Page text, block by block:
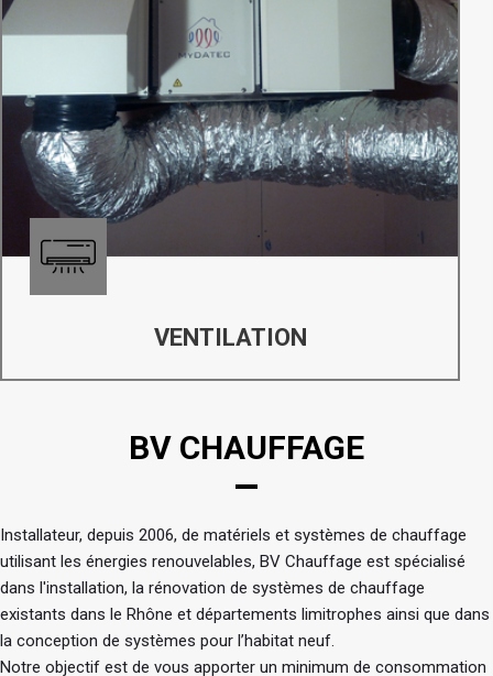
VENTILATION
BV CHAUFFAGE
Installateur, depuis 2006, de matériels et systèmes de chauffage
utilisant les énergies renouvelables, BV Chauffage est spécialisé
dans l'installation, la rénovation de systèmes de chauffage
existants dans le Rhône et départements limitrophes ainsi que dans
la conception de systèmes pour l’habitat neuf.
Notre objectif est de vous apporter un minimum de consommation